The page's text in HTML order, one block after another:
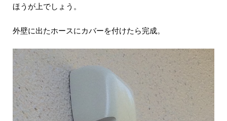
ほうが上でしょう。
外壁に出たホースにカバーを付けたら完成。